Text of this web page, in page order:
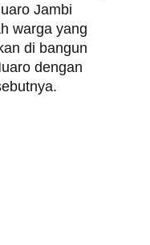
Jambi
warga yang
di bangun
dengan